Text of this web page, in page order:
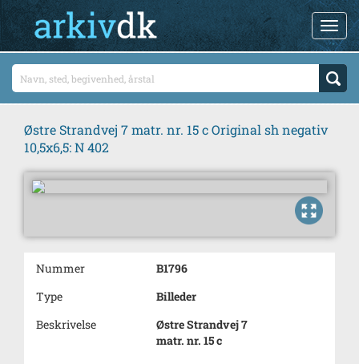
Østre Strandvej 7 matr. nr. 15 c Original sh negativ
10,5x6,5: N 402
Nummer
B1796
Type
Billeder
Beskrivelse
Østre Strandvej 7
matr. nr. 15 c